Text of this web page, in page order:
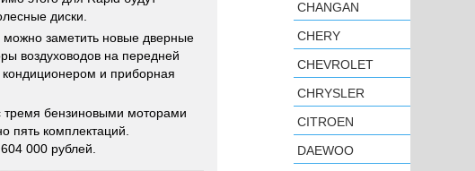
диски.
заметить новые дверные
воздуховодов на передней
и приборная
тремя бензиновыми моторами
комплектаций.
000 рублей.
CHANGAN
CHERY
CHEVROLET
CHRYSLER
CITROEN
DAEWOO